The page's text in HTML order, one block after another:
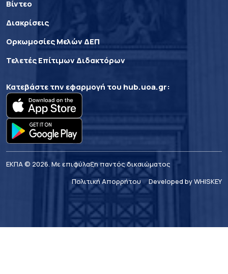
Βίντεο
Διακρίσεις
Ορκωμοσίες Μελών ΔΕΠ
Τελετές Επίτιμων Διδακτόρων
Κατεβάστε την εφαρμογή του hub.uoa.gr:
ΕΚΠΑ © 2026. Με επιφύλαξη παντός δικαιώματος
Πολιτική Απορρήτου
Developed by WHISKEY